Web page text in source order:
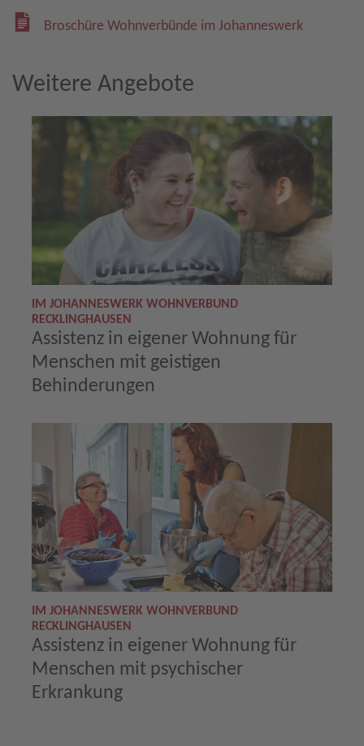
Broschüre Wohnverbünde im Johanneswerk
Weitere Angebote
IM JOHANNESWERK WOHNVERBUND
RECKLINGHAUSEN
Assistenz in eigener Wohnung für
Menschen mit geistigen
Behinderungen
IM JOHANNESWERK WOHNVERBUND
RECKLINGHAUSEN
Assistenz in eigener Wohnung für
Menschen mit psychischer
Erkrankung